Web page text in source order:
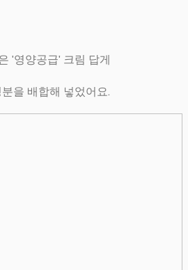
'영양공급' 크림 답게
을 배합해 넣었어요.